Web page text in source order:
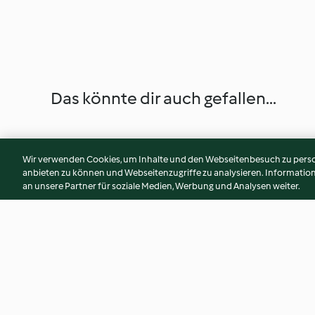
Das könnte dir auch gefallen...
Wir verwenden Cookies, um Inhalte und den Webseitenbesuch zu
anbieten zu können und Webseitenzugriffe zu analysieren.
an unsere Partner für soziale Medien, Werbung und Analysen weiter.